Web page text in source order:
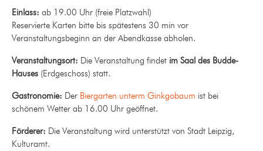
Einlass: ab 19.00 Uhr (freie Platzwahl)
Reservierte Karten bitte bis spätestens 30 min vor
Veranstaltungsbeginn an der Abendkasse abholen.
Veranstaltungsort: Die Veranstaltung findet im Saal des Budde-
Hauses (Erdgeschoss) statt.
Gastronomie: Der Biergarten unterm Ginkgobaum ist bei
schönem Wetter ab 16.00 Uhr geöffnet.
Förderer: Die Veranstaltung wird unterstützt von Stadt Leipzig,
Kulturamt.